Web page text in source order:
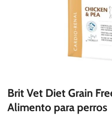
Brit Vet Diet Grain
Alimento para perros